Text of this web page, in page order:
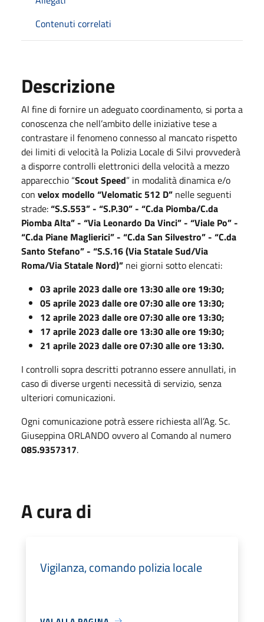
Contenuti correlati
Descrizione
Al fine di fornire un adeguato coordinamento, si porta a
conoscenza che nell’ambito delle iniziative tese a
contrastare il fenomeno connesso al mancato rispetto
dei limiti di velocità la Polizia Locale di Silvi provvederà
a disporre controlli elettronici della velocità a mezzo
apparecchio “Scout Speed” in modalità dinamica e/o
con velox modello “Velomatic 512 D” nelle seguenti
strade:“S.S.553” - “S.P.30” - “C.da Piomba/C.da
Piomba Alta” - “Via Leonardo Da Vinci” - “Viale Po” -
“C.da Piane Maglierici” - “C.da San Silvestro” - “C.da
Santo Stefano” - “S.S.16 (Via Statale Sud/Via
Roma/Via Statale Nord)” nei giorni sotto elencati:
03 aprile 2023 dalle ore 13:30 alle ore 19:30;
05 aprile 2023 dalle ore 07:30 alle ore 13:30;
12 aprile 2023 dalle ore 07:30 alle ore 13:30;
17 aprile 2023 dalle ore 13:30 alle ore 19:30;
21 aprile 2023 dalle ore 07:30 alle ore 13:30.
I controlli sopra descritti potranno essere annullati, in
caso di diverse urgenti necessità di servizio, senza
ulteriori comunicazioni.
Ogni comunicazione potrà essere richiesta all’Ag. Sc.
Giuseppina ORLANDO ovvero al Comando al numero
085.9357317.
A cura di
Vigilanza, comando polizia locale